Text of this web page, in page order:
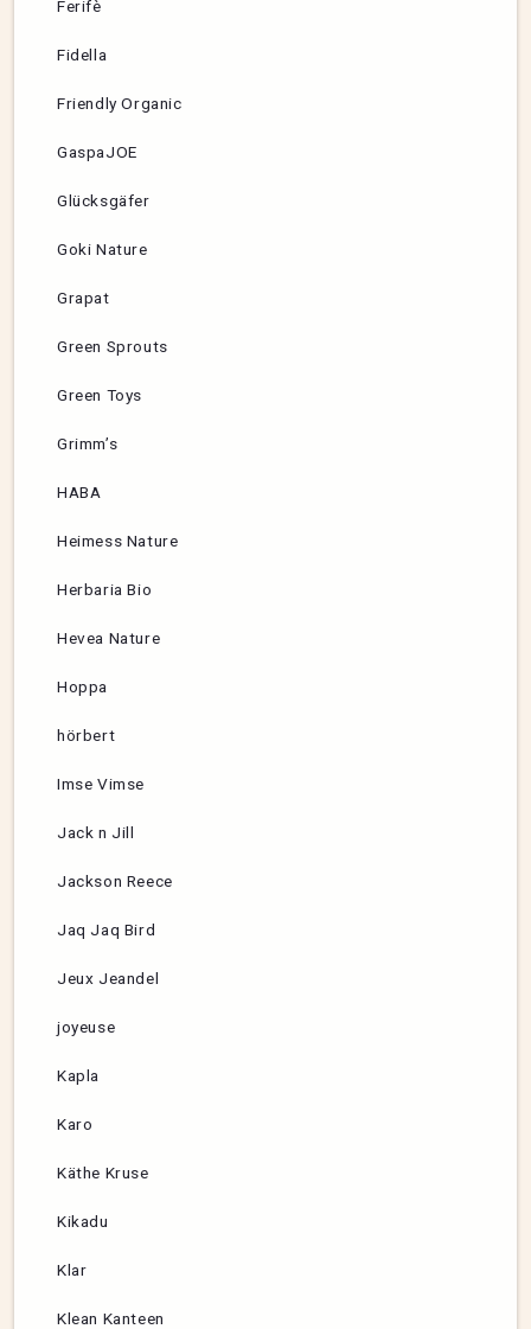
Ferifè
Fidella
Friendly Organic
GaspaJOE
Glücksgäfer
Goki Nature
Grapat
Green Sprouts
Green Toys
Grimm’s
HABA
Heimess Nature
Herbaria Bio
Hevea Nature
Hoppa
hörbert
Imse Vimse
Jack n Jill
Jackson Reece
Jaq Jaq Bird
Jeux Jeandel
joyeuse
Kapla
Karo
Käthe Kruse
Kikadu
Klar
Klean Kanteen